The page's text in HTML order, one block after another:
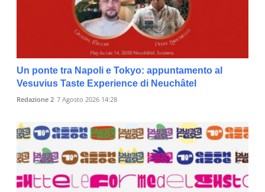
Un ponte tra Napoli e Tokyo: appuntamento al
Vesuvius Taste Experience di Neuchâtel
Redazione 2 7 Agosto 2026 14:28